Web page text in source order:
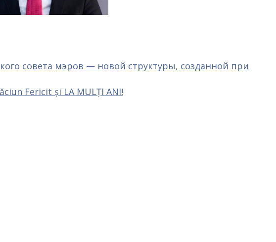
совета мэров — новой структуры, созданной при
Fericit și LA MULȚI ANI!